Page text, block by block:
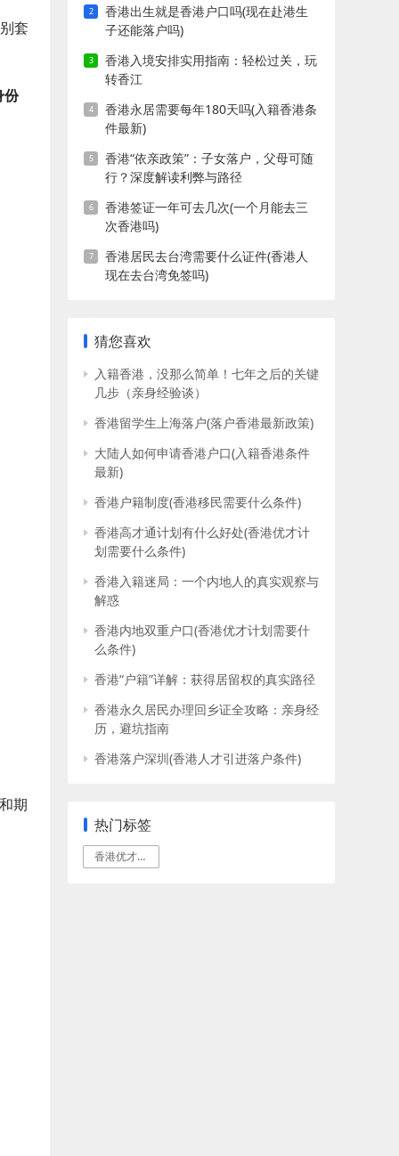
套
份
期
香港出生就是香港户口吗(现在赴港生
子还能落户吗)
香港入境安排实用指南：轻松过关，玩
转香江
香港永居需要每年180天吗(入籍香港条
件最新)
香港“依亲政策”：子女落户，父母可随
行？深度解读利弊与路径
香港签证一年可去几次(一个月能去三
次香港吗)
香港居民去台湾需要什么证件(香港人
现在去台湾免签吗)
猜您喜欢
入籍香港，没那么简单！七年之后的关键
几步（亲身经验谈）
香港留学生上海落户(落户香港最新政策)
大陆人如何申请香港户口(入籍香港条件
最新)
香港户籍制度(香港移民需要什么条件)
香港高才通计划有什么好处(香港优才计
划需要什么条件)
香港入籍迷局：一个内地人的真实观察与
解惑
香港内地双重户口(香港优才计划需要什
么条件)
香港“户籍”详解：获得居留权的真实路径
香港永久居民办理回乡证全攻略：亲身经
历，避坑指南
香港落户深圳(香港人才引进落户条件)
热门标签
香港优才计划